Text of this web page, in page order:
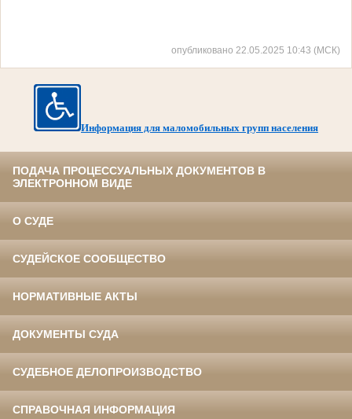
опубликовано 22.05.2025 10:43 (МСК)
Информация для маломобильных групп населения
ПОДАЧА ПРОЦЕССУАЛЬНЫХ ДОКУМЕНТОВ В
ЭЛЕКТРОННОМ ВИДЕ
О СУДЕ
СУДЕЙСКОЕ СООБЩЕСТВО
НОРМАТИВНЫЕ АКТЫ
ДОКУМЕНТЫ СУДА
СУДЕБНОЕ ДЕЛОПРОИЗВОДСТВО
СПРАВОЧНАЯ ИНФОРМАЦИЯ